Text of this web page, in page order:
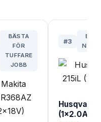
BÄSTA
FÖR
TUFFARE
JOBB
#3
Husqvarna
(1x2.0Ah)